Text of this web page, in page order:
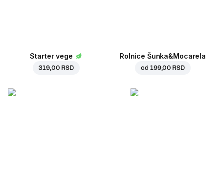
Starter vege
319,00 RSD
Rolnice Šunka&Mocarela
od 199,00 RSD